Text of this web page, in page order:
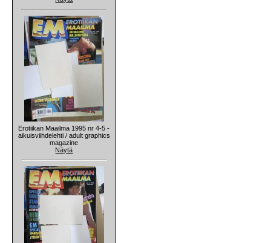
Erotiikan Maailma 1995 nr 4-5 -
aikuisviihdelehti / adult graphics
magazine
Näytä